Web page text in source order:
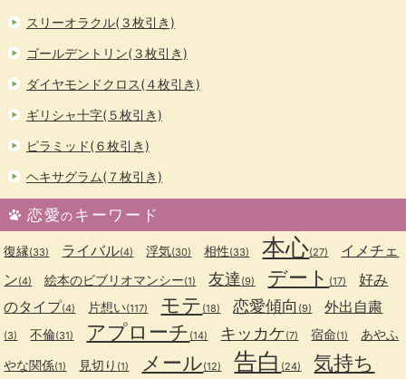
スリーオラクル(３枚引き)
ゴールデントリン(３枚引き)
ダイヤモンドクロス(４枚引き)
ギリシャ十字(５枚引き)
ピラミッド(６枚引き)
ヘキサグラム(７枚引き)
恋愛のキーワード
復縁(33) ライバル(4) 浮気(30) 相性(33) 本心(27)
イメチェ
ン(4) 絵本のビブリオマンシー(1) 友達 (9) デート (17)
好み
のタイプ(4) 片想い(117) モテ (18) 恋愛傾向 (9) 外出自粛
(3) 不倫(31) アプローチ (14) キッカケ(7) 宿命(1)
あやふ
やな関係(1) 見切り (1) メール(12) 告白 (24) 気持ち